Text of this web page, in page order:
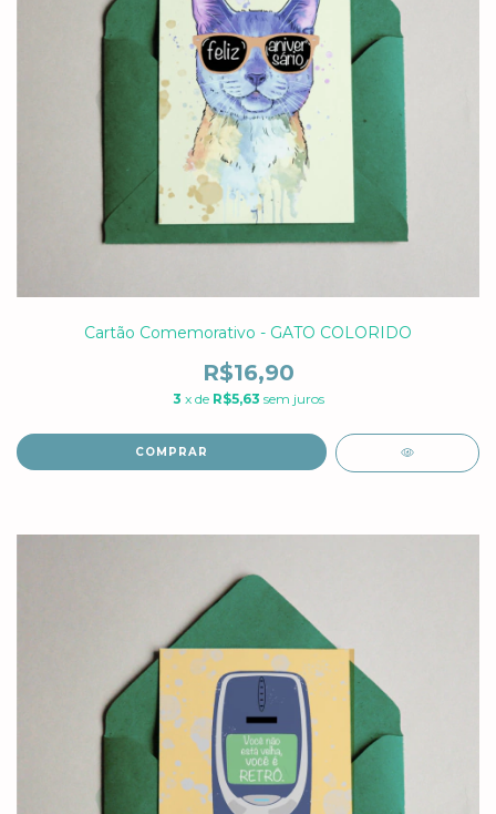
Cartão Comemorativo - GATO COLORIDO
R$16,90
3 x de R$5,63 sem juros